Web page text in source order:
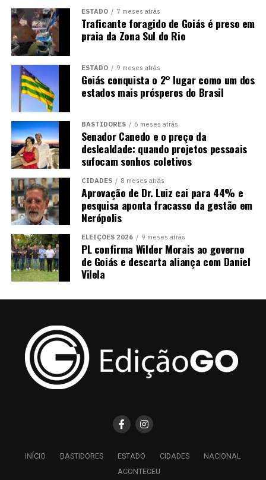
ESTADO 7 meses atrás
Traficante foragido de Goiás é preso em
praia da Zona Sul do Rio
ESTADO 9 meses atrás
Goiás conquista o 2° lugar como um dos
estados mais prósperos do Brasil
BASTIDORES 6 meses atrás
Senador Canedo e o preço da
deslealdade: quando projetos pessoais
sufocam sonhos coletivos
CIDADES 8 meses atrás
Aprovação de Dr. Luiz cai para 44% e
pesquisa aponta fracasso da gestão em
Nerópolis
ELEIÇÕES 2026 9 meses atrás
PL confirma Wilder Morais ao governo
de Goiás e descarta aliança com Daniel
Vilela
INÍCIO BASTIDORES ESTADO CIDADES
NACIONAL
ACONTECEU